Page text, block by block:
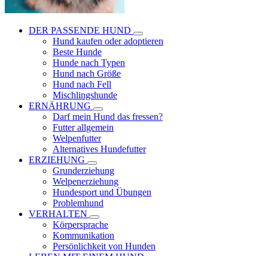
DER PASSENDE HUND
Hund kaufen oder adoptieren
Beste Hunde
Hunde nach Typen
Hund nach Größe
Hund nach Fell
Mischlingshunde
ERNÄHRUNG
Darf mein Hund das fressen?
Futter allgemein
Welpenfutter
Alternatives Hundefutter
ERZIEHUNG
Grunderziehung
Welpenerziehung
Hundesport und Übungen
Problemhund
VERHALTEN
Körpersprache
Kommunikation
Persönlichkeit von Hunden